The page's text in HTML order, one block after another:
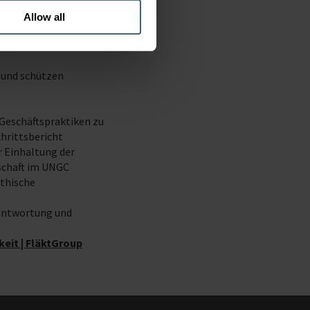
Allow all
zu verankern und sie
als führendes
schützen
zu
Einhaltung der
im UNGC
und
| FläktGroup